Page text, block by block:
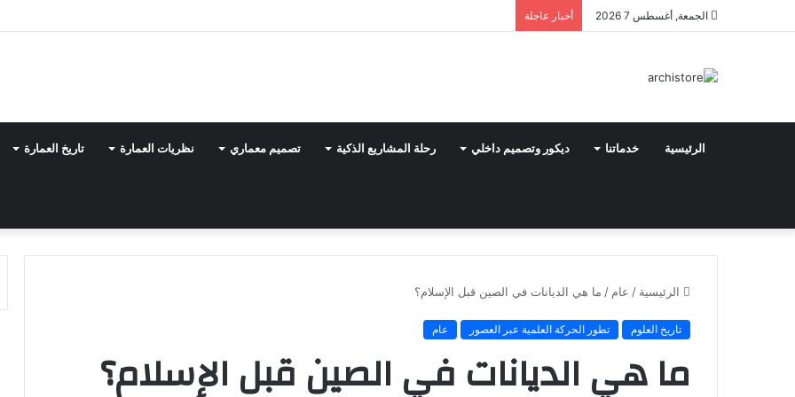
الجمعة, أغسطس 7 2026 أخبار عاجلة
الرئيسية خدماتنا ديكور وتصميم داخلي رحلة المشاريع الذكية تصميم معماري نظريات العمارة تاريخ العمارة
الرئيسية / عام / ما هي الديانات في الصين قبل الإسلام؟
تاريخ العلوم تطور الحركة العلمية عبر العصور عام
ما هي الديانات في الصين قبل الإسلام؟